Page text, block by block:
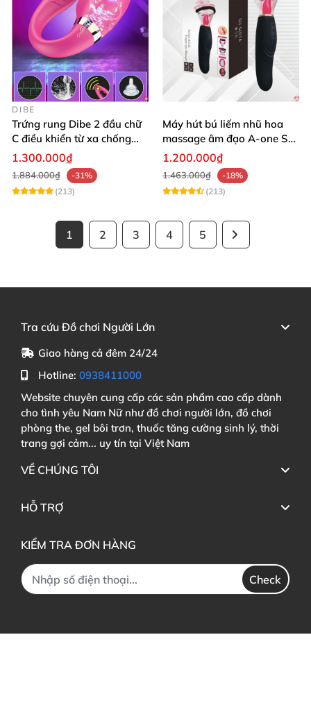
DIBE
Trứng rung Dibe 2 đầu chữ
C điều khiển từ xa chống
nước
1.300.000₫
1.884.000₫
-31%
(213)
Máy hút bú liếm nhũ hoa
massage âm đạo A-one Su-
shita độc đáo
1.200.000₫
1.463.000₫
-18%
(213)
1 2 3 4 5
Tra cứu Đồ chơi Người Lớn
Giao hàng cả đêm 24/24
Hotline: 0938411000
Website chuyên cung cấp các sản phẩm cao cấp dành
cho tình yêu Nam Nữ như đồ chơi người lớn, đồ chơi
phòng the, gel bôi trơn, thuốc tăng cường sinh lý, thời
trang gợi cảm... uy tín tại Việt Nam
VỀ CHÚNG TÔI
HỖ TRỢ
KIỂM TRA ĐƠN HÀNG
Check